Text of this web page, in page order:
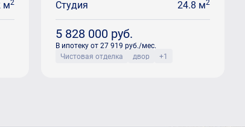
м Студия 24.8 м
5 828 000 руб.
В ипотеку от 27 919 руб./мес.
Чистовая отделка
двор +1